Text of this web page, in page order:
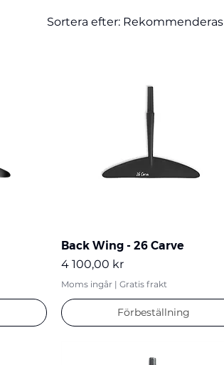
Sortera efter: Rekommenderas
Back Wing - 26 Carve
Pris
4 100,00 kr
Moms ingår | Gratis frakt
Förbeställning